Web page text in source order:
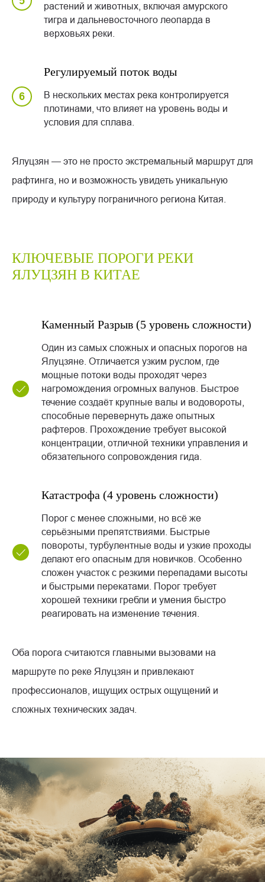
растений и животных, включая амурского
тигра и дальневосточного леопарда в
верховьях реки.
Регулируемый поток воды
В нескольких местах река контролируется
плотинами, что влияет на уровень воды и
условия для сплава.
Ялуцзян — это не просто экстремальный маршрут для
рафтинга, но и возможность увидеть уникальную
природу и культуру пограничного региона Китая.
КЛЮЧЕВЫЕ ПОРОГИ РЕКИ
ЯЛУЦЗЯН В КИТАЕ
Каменный Разрыв (5 уровень сложности)
Один из самых сложных и опасных порогов на
Ялуцзяне. Отличается узким руслом, где
мощные потоки воды проходят через
нагромождения огромных валунов. Быстрое
течение создаёт крупные валы и водовороты,
способные перевернуть даже опытных
рафтеров. Прохождение требует высокой
концентрации, отличной техники управления и
обязательного сопровождения гида.
Катастрофа (4 уровень сложности)
Порог с менее сложными, но всё же
серьёзными препятствиями. Быстрые
повороты, турбулентные воды и узкие проходы
делают его опасным для новичков. Особенно
сложен участок с резкими перепадами высоты
и быстрыми перекатами. Порог требует
хорошей техники гребли и умения быстро
реагировать на изменение течения.
Оба порога считаются главными вызовами на
маршруте по реке Ялуцзян и привлекают
профессионалов, ищущих острых ощущений и
сложных технических задач.